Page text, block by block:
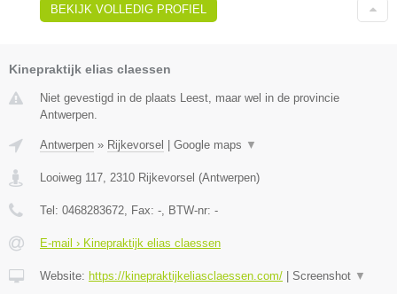
BEKIJK VOLLEDIG PROFIEL
Kinepraktijk elias claessen
Niet gevestigd in de plaats Leest, maar wel in de provincie
Antwerpen.
Antwerpen » Rijkevorsel Google maps ▼
Looiweg 117, 2310 Rijkevorsel (Antwerpen)
Tel: 0468283672, Fax: -, BTW-nr: -
E-mail › Kinepraktijk elias claessen
Website: https://kinepraktijkeliasclaessen.com/ Screenshot ▼